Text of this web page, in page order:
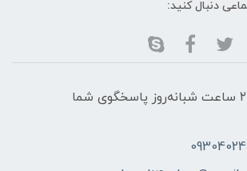
دنبال کنید:
هفت روز هفته ، ۲۴ ساعت شبانه‌روز پاسخگوی شما